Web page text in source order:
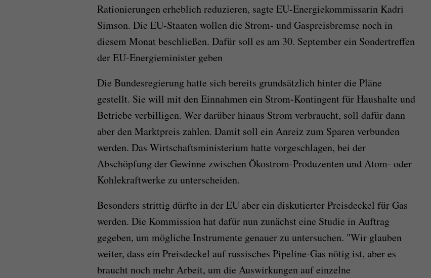
Rationierungen erheblich reduzieren, sagte EU-Energiekommissarin Kadri
Simson. Die EU-Staaten wollen die Strom- und Gaspreisbremse noch in
diesem Monat beschließen. Dafür soll es am 30. September ein Sondertreffen
der EU-Energieminister geben
Die Bundesregierung hatte sich bereits grundsätzlich hinter die Pläne
gestellt. Sie will mit den Einnahmen ein Strom-Kontingent für Haushalte und
Betriebe verbilligen. Wer darüber hinaus Strom verbraucht, soll dafür dann
aber den Marktpreis zahlen. Damit soll ein Anreiz zum Sparen verbunden
werden. Das Wirtschaftsministerium hatte vorgeschlagen, bei der
Abschöpfung der Gewinne zwischen Ökostrom-Produzenten und Atom- oder
Kohlekraftwerke zu unterscheiden.
Besonders strittig dürfte in der EU aber ein diskutierter Preisdeckel für Gas
werden. Die Kommission hat dafür nun zunächst eine Studie in Auftrag
gegeben, um mögliche Instrumente genauer zu untersuchen. "Wir glauben
weiter, dass ein Preisdeckel auf russisches Pipeline-Gas nötig ist, aber es
braucht noch mehr Arbeit, um die Auswirkungen auf einzelne